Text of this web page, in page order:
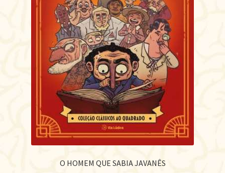
O HOMEM QUE SABIA JAVANÊS